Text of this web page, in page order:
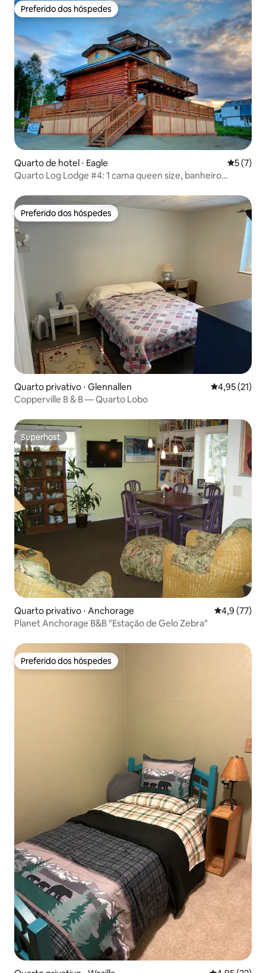
Preferido dos hóspedes
Preferido dos hóspedes
Quarto de hotel ⋅ Eagle 5 de
5 (7)
Quarto Log Lodge #4: 1 cama queen size, banheiro
Preferido dos hóspedes
Preferido dos hóspedes
Quarto privativo ⋅ Glennallen 4,95 de uma
4,95 (21)
Copperville B & B — Quarto Lobo
Superhost
Superhost
Quarto privativo ⋅ Anchorage 4,9 de uma
4,9 (77)
Planet Anchorage B&B "Estação de Gelo Zebra"
Preferido dos hóspedes
Preferido dos hóspedes